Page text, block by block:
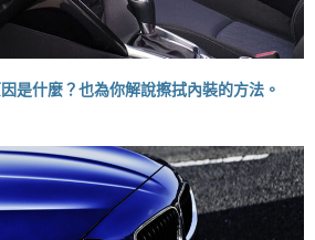
是什麼？也為你解說擦拭內裝的方法。